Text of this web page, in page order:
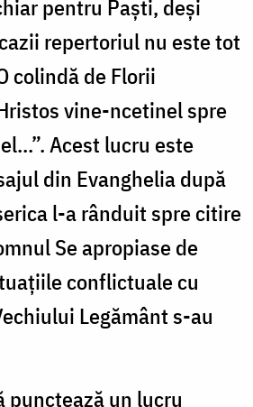
pentru Paști, deși
repertoriul nu este tot
colindă de Florii
vine-ncetinel spre
Acest lucru este
din Evanghelia după
l-a rânduit spre citire
Se apropiase de
conflictuale cu
Legământ s-au
punctează un lucru